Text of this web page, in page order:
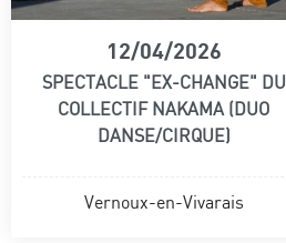
12/04/2026
SPECTACLE "EX-CHANGE" DU
COLLECTIF NAKAMA (DUO
DANSE/CIRQUE)
Vernoux-en-Vivarais